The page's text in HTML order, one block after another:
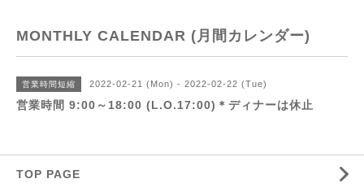
MONTHLY CALENDAR (月間カレンダー)
営業時間短縮 2022-02-21 (Mon) - 2022-02-22 (Tue)
営業時間 9:00～18:00 (L.O.17:00)＊ディナーは休止
TOP PAGE